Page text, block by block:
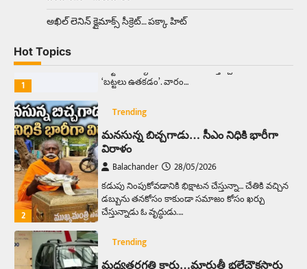
అఖిల్‌ లెనిన్ క్లైమాక్స్‌ సీక్రెట్‌… పక్కా హిట్‌
Hot Topics
1
అక్కడ ఆదివారం బట్టలు ఉతికితే…జైలుకే
సాఫ్ట్‌వేర్ ఉద్యోగి వరకు అందరికీ గుర్తొచ్చే మొదటి పని
‘బట్టలు ఉతకడం’. వారం…
2
Trending
మనసున్న బిచ్చగాడు… సీఎం నిధికి భారీగా
విరాళం
Balachander 28/05/2026
కడుపు నింపుకోవడానికి భిక్షాటన చేస్తున్నా… చేతికి వచ్చిన
డబ్బును తనకోసం కాకుండా సమాజం కోసం ఖర్చు
చేస్తున్నాడు ఓ వృద్ధుడు.…
Trending
మధ్యతరగతి కారు…మారుతీ భలేచౌకసారు